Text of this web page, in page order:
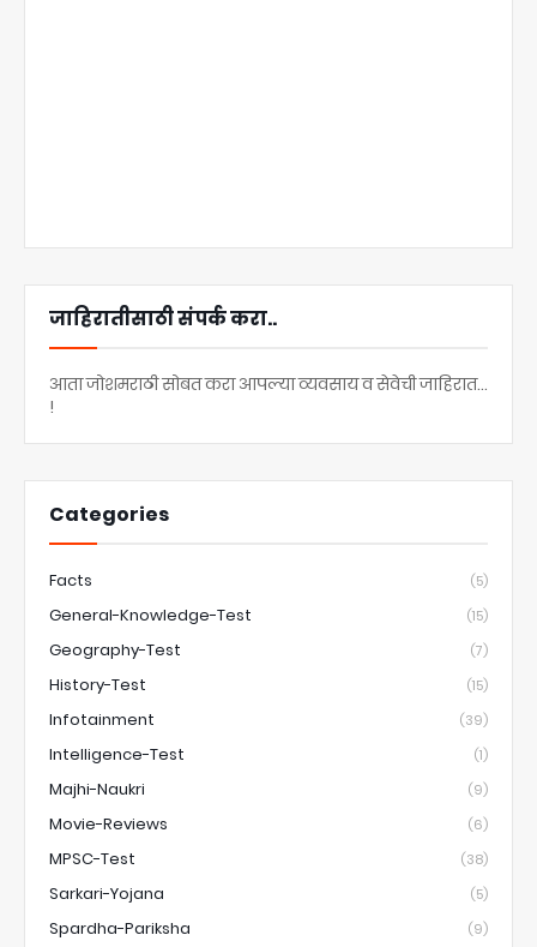
जाहिरातीसाठी संपर्क करा..
आता जोशमराठी सोबत करा आपल्या व्यवसाय व सेवेची जाहिरात...
!
Categories
Facts (5)
General-Knowledge-Test (15)
Geography-Test (7)
History-Test (15)
Infotainment (39)
Intelligence-Test (1)
Majhi-Naukri (9)
Movie-Reviews (6)
MPSC-Test (38)
Sarkari-Yojana (5)
Spardha-Pariksha (9)